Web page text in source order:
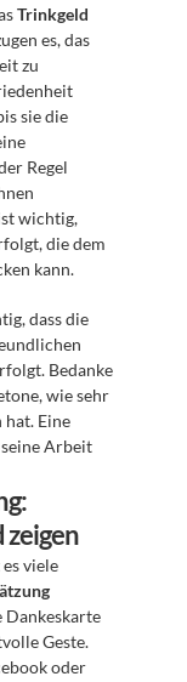
Trinkgeld
zu
sie die
Regel
wichtig,
kann.
dass die
Bedanke
wie sehr
hat. Eine
Arbeit
viele
Dankeskarte
Geste.
oder